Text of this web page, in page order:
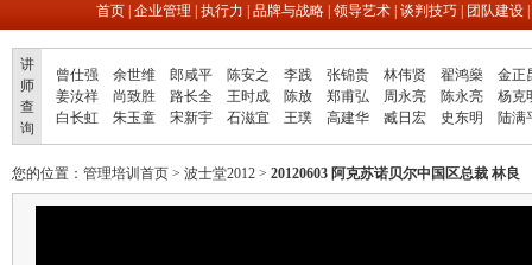
首页| 企业管理 执行力 品牌与战略| 领导艺术| 谈判技巧| 团队建设|
讲
师
查
询
曾仕强 余世维 郎咸平 陈安之 李践 张锦贵 林伟贤 翟鸿燊
金正
姜汝祥
尚致胜 路长全 王时成 陈放 郑甫弘 周永亮 陈永亮
杨克
白长虹
朱玉童 宋新宇 石滋宜 王璞 高建华 臧日宏 史东明 陆满
您的位置： 管理培训首页 > 波士堂2012 > 20120603 阿克苏诺贝尔中国区总裁 林良